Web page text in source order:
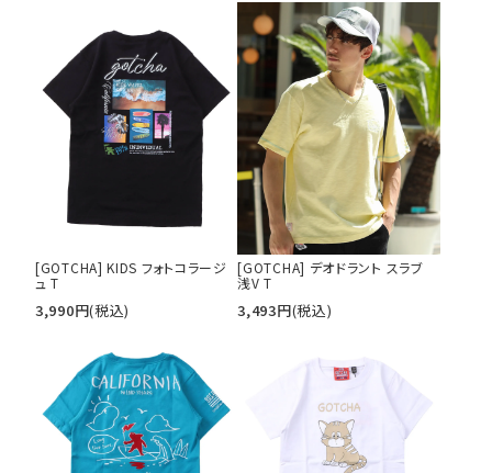
L
XL
XXXL
29inc
30inc
32inc
34inc
36inc
38inc
40inc
KIDS
カラー
絞り込んで検索する
[GOTCHA] KIDS フォトコラージ
ュ T
3,990円(税込)
[GOTCHA] デオドラント スラブ
浅V T
3,493円(税込)